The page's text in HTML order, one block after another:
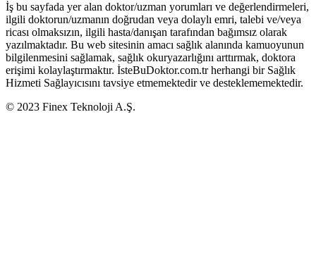
İş bu sayfada yer alan doktor/uzman yorumları ve değerlendirmeleri,
ilgili doktorun/uzmanın doğrudan veya dolaylı emri, talebi ve/veya
ricası olmaksızın, ilgili hasta/danışan tarafından bağımsız olarak
yazılmaktadır. Bu web sitesinin amacı sağlık alanında kamuoyunun
bilgilenmesini sağlamak, sağlık okuryazarlığını arttırmak, doktora
erişimi kolaylaştırmaktır. İsteBuDoktor.com.tr herhangi bir Sağlık
Hizmeti Sağlayıcısını tavsiye etmemektedir ve desteklememektedir.
© 2023 Finex Teknoloji A.Ş.